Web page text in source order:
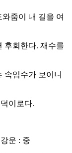
줌이 내 길을 여
후회한다. 재수를
속임수가 보이니
이로다.
운 : 중